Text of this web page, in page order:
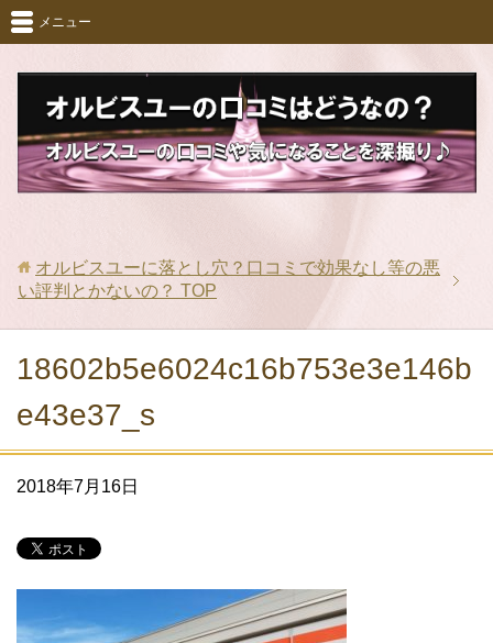
メニュー
オルビスユーに落とし穴？口コミで効果なし等の悪
い評判とかないの？ TOP
18602b5e6024c16b753e3e146b
e43e37_s
2018年7月16日